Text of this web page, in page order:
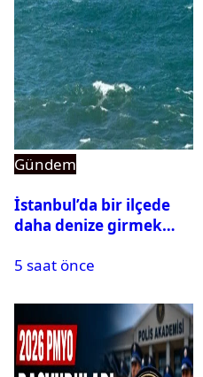
Gündem
İstanbul’da bir ilçede
daha denize girmek
5 saat önce